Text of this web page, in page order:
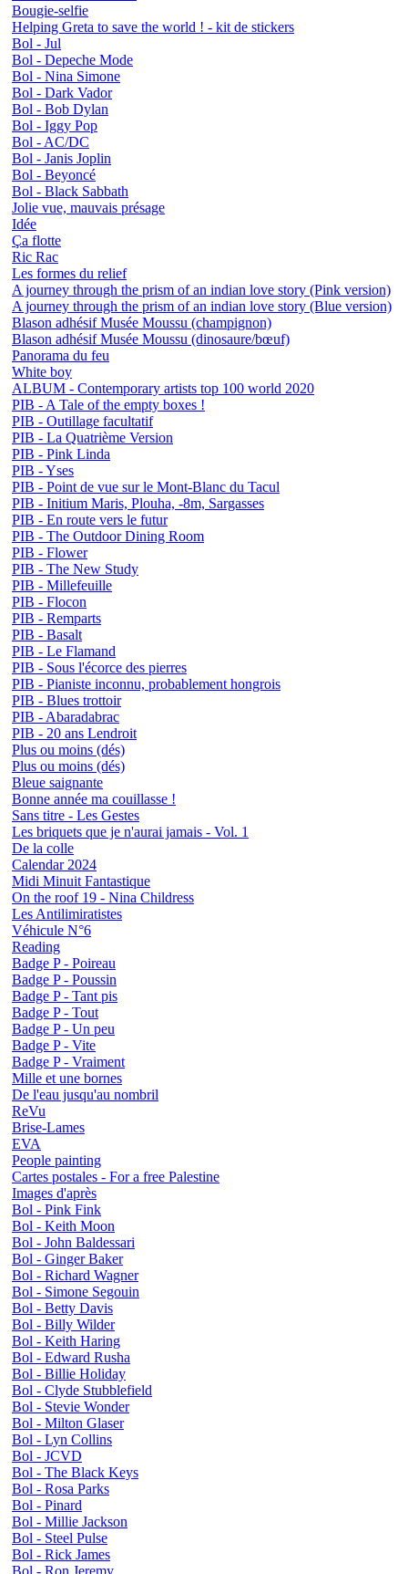
Bougie-selfie
Helping Greta to save the world ! - kit de stickers
Bol - Jul
Bol - Depeche Mode
Bol - Nina Simone
Bol - Dark Vador
Bol - Bob Dylan
Bol - Iggy Pop
Bol - AC/DC
Bol - Janis Joplin
Bol - Beyoncé
Bol - Black Sabbath
Jolie vue, mauvais présage
Idée
Ça flotte
Ric Rac
Les formes du relief
A journey through the prism of an indian love story (Pink version)
A journey through the prism of an indian love story (Blue version)
Blason adhésif Musée Moussu (champignon)
Blason adhésif Musée Moussu (dinosaure/bœuf)
Panorama du feu
White boy
ALBUM - Contemporary artists top 100 world 2020
PIB - A Tale of the empty boxes !
PIB - Outillage facultatif
PIB - La Quatrième Version
PIB - Pink Linda
PIB - Yses
PIB - Point de vue sur le Mont-Blanc du Tacul
PIB - Initium Maris, Plouha, -8m, Sargasses
PIB - En route vers le futur
PIB - The Outdoor Dining Room
PIB - Flower
PIB - The New Study
PIB - Millefeuille
PIB - Flocon
PIB - Remparts
PIB - Basalt
PIB - Le Flamand
PIB - Sous l'écorce des pierres
PIB - Pianiste inconnu, probablement hongrois
PIB - Blues trottoir
PIB - Abaradabrac
PIB - 20 ans Lendroit
Plus ou moins (dés)
Plus ou moins (dés)
Bleue saignante
Bonne année ma couillasse !
Sans titre - Les Gestes
Les briquets que je n'aurai jamais - Vol. 1
De la colle
Calendar 2024
Midi Minuit Fantastique
On the roof 19 - Nina Childress
Les Antilimiratistes
Véhicule N°6
Reading
Badge P - Poireau
Badge P - Poussin
Badge P - Tant pis
Badge P - Tout
Badge P - Un peu
Badge P - Vite
Badge P - Vraiment
Mille et une bornes
De l'eau jusqu'au nombril
ReVu
Brise-Lames
EVA
People painting
Cartes postales - For a free Palestine
Images d'après
Bol - Pink Fink
Bol - Keith Moon
Bol - John Baldessari
Bol - Ginger Baker
Bol - Richard Wagner
Bol - Simone Segouin
Bol - Betty Davis
Bol - Billy Wilder
Bol - Keith Haring
Bol - Edward Rusha
Bol - Billie Holiday
Bol - Clyde Stubblefield
Bol - Stevie Wonder
Bol - Milton Glaser
Bol - Lyn Collins
Bol - JCVD
Bol - The Black Keys
Bol - Rosa Parks
Bol - Pinard
Bol - Millie Jackson
Bol - Steel Pulse
Bol - Rick James
Bol - Ron Jeremy